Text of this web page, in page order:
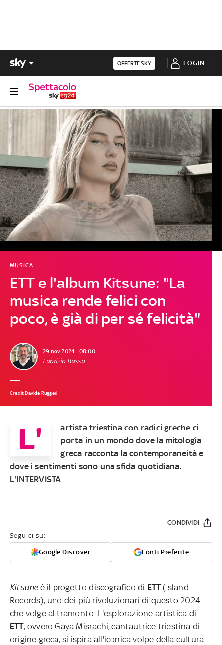
OFFERTE SKY LOGIN
ETT e l'album Kitsune: "La
musica rende felici con
poco, è già di per sé felicità"
MUSICA
29 nov 2024 - 08:00
Fabrizio Basso
Credit Davide Ruggeri
L'
artista triestina con radici greche ci
porta in un mondo dove la mitologia
greca racconta la contemporaneità e
dove i sentimenti sono una sfida quotidiana.
L'INTERVISTA
Seguici su:
Google Discover Fonti Preferite
CONDIVIDI
Kitsuneè il progetto discografico di ETT(Island
Records), uno dei più rivoluzionari di questo 2024
che volge al tramonto. L'esplorazione artistica di
ETT, ovvero Gaya Misrachi, cantautrice triestina di
origine greca, si ispira all'iconica volpe della cultura